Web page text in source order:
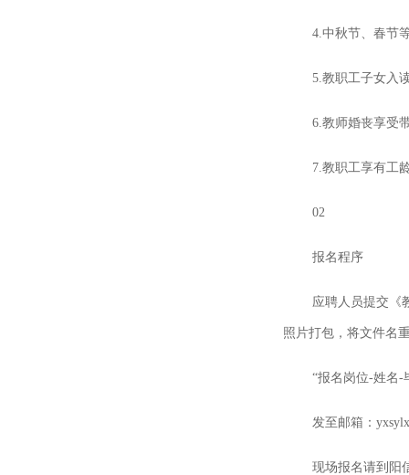
4.中秋节、春节
5.教职工子女入
6.教师婚丧享受
7.教职工享有工
02
报名程序
应聘人员提交《
照片打包，将文件名
“报名岗位-姓名-
发至邮箱：
现场报名请到阳